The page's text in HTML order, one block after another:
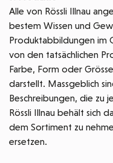
Alle von Rössli Illnau
bestem Wissen und
Produktabbildungen im
von den tatsächlichen
Farbe, Form oder
darstellt. Massgeblich
Beschreibungen, die zu
Rössli Illnau behält sich
dem Sortiment zu
ersetzen.